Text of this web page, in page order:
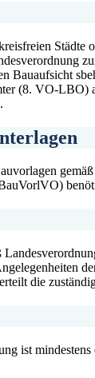
Städte
Bauaufsicht
(8. VO-LBO)
gemäß
die
ist